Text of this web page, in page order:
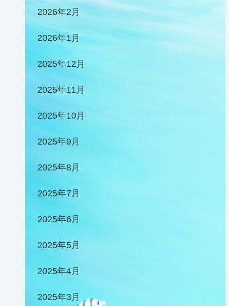
2026年2月
2026年1月
2025年12月
2025年11月
2025年10月
2025年9月
2025年8月
2025年7月
2025年6月
2025年5月
2025年4月
2025年3月